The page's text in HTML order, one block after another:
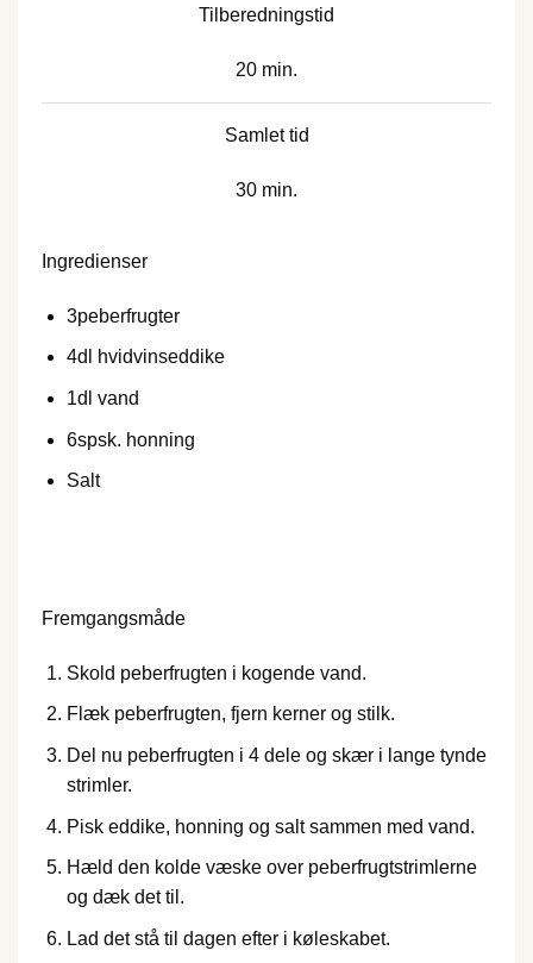
Tilberedningstid
20 min.
Samlet tid
30 min.
Ingredienser
3peberfrugter
4dl hvidvinseddike
1dl vand
6spsk. honning
Salt
Fremgangsmåde
Skold peberfrugten i kogende vand.
Flæk peberfrugten, fjern kerner og stilk.
Del nu peberfrugten i 4 dele og skær i lange tynde
strimler.
Pisk eddike, honning og salt sammen med vand.
Hæld den kolde væske over peberfrugtstrimlerne
og dæk det til.
Lad det stå til dagen efter i køleskabet.